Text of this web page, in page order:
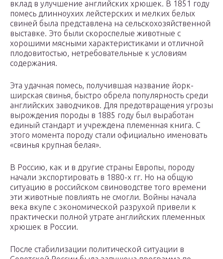
вклад в улучшение английских хрюшек. В 1851 году
помесь длинноухих лейстерских и мелких белых
свиней была представлена на сельскохозяйственной
выставке. Это были скороспелые животные с
хорошими мясными характеристиками и отличной
плодовитостью, нетребовательные к условиям
содержания.
Эта удачная помесь, получившая название йорк-
ширская свинья, быстро обрела популярность среди
английских заводчиков. Для предотвращения угрозы
вырождения породы в 1885 году был выработан
единый стандарт и учреждена племенная книга. С
этого момента породу стали официально именовать
«свинья крупная белая».
В Россию, как и в другие страны Европы, породу
начали экспортировать в 1880-х гг. Но на общую
ситуацию в российском свиноводстве того времени
эти животные повлиять не смогли. Войны начала
века вкупе с экономической разрухой привели к
практически полной утрате английских племенных
хрюшек в России.
После стабилизации политической ситуации в